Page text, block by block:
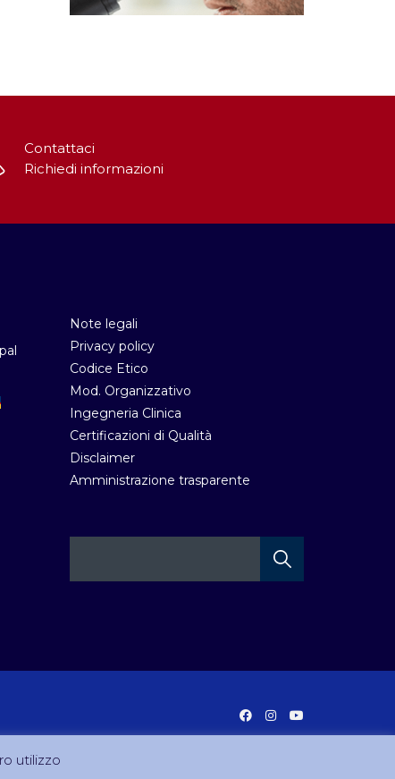
Contattaci
Richiedi informazioni
Note legali
Privacy policy
Codice Etico
Mod. Organizzativo
Ingegneria Clinica
Certificazioni di Qualità
Disclaimer
Amministrazione trasparente
utilizzo